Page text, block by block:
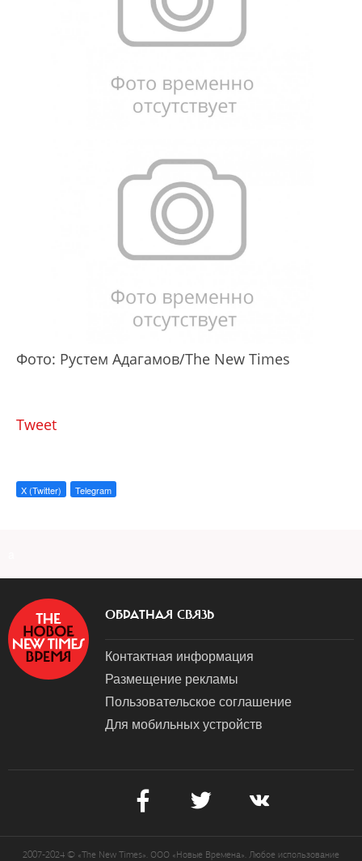
Фото: Рустем Адагамов/The New Times
Tweet
X (Twitter) Telegram
ОБРАТНАЯ СВЯЗЬ
Контактная информация
Размещение рекламы
Пользовательское соглашение
Для мобильных устройств
2007-2024 © «The New Times». ООО «Новые Времена». Любое использование